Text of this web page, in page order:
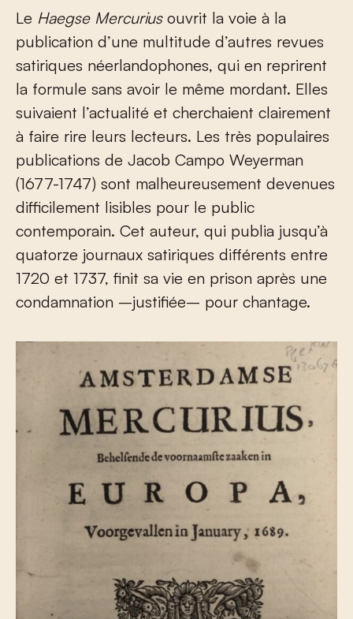
Le Haegse Mercuriusouvrit la voie à la
publication d’une multitude d’autres revues
satiriques néerlandophones, qui en reprirent
la formule sans avoir le même mordant. Elles
suivaient l’actualité et cherchaient clairement
à faire rire leurs lecteurs. Les très populaires
publications de Jacob Campo Weyerman
(1677-1747) sont malheureusement devenues
difficilement lisibles pour le public
contemporain. Cet auteur, qui publia jusqu’à
quatorze journaux satiriques différents entre
1720 et 1737, finit sa vie en prison après une
condamnation –justifiée– pour chantage.